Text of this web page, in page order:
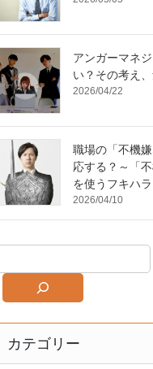
アンガーマネ
い？その考え
2026/04/22
職場の「不機
応する？～「
を使うフキハラ
2026/04/10
カテゴリー